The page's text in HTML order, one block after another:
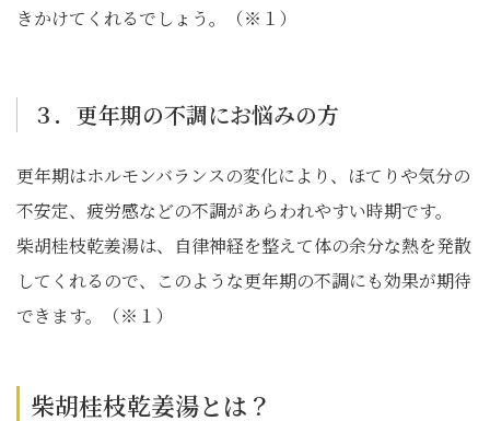
きかけてくれるでしょう。（※１）
３．更年期の不調にお悩みの方
更年期はホルモンバランスの変化により、ほてりや気分の
不安定、疲労感などの不調があらわれやすい時期です。
柴胡桂枝乾姜湯は、自律神経を整えて体の余分な熱を発散
してくれるので、このような更年期の不調にも効果が期待
できます。（※１）
柴胡桂枝乾姜湯とは？